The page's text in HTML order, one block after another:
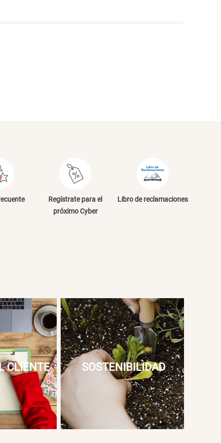
Regístrate para el
próximo Cyber
Libro de reclamaciones
CLIENTE SOSTENIBILIDAD